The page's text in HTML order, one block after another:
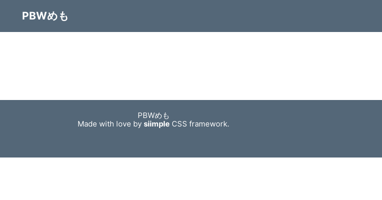
PBWめも
PBWめも
Made with love bysiimple CSS framework.